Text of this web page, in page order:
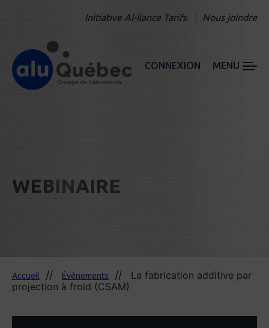
Initiative Al-liance Tarifs Nous joindre
CONNEXION MENU
WEBINAIRE
Accueil Événements
La fabrication additive par
projection à froid (CSAM)